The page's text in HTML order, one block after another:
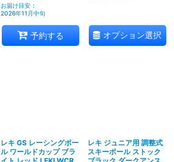
お届け目安 :
2026年11月中旬
予約する オプション選択
レキ GS レーシングポー
ル ワールドカップ ブラ
レキ ジュニア用 調整式
スキーポール ストック